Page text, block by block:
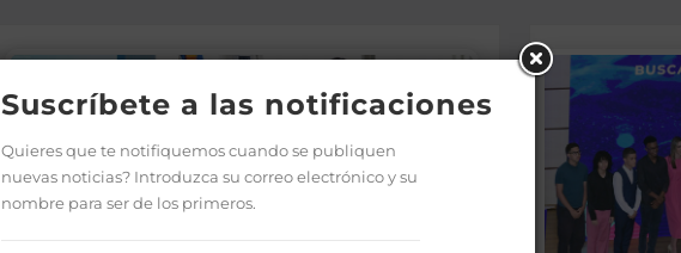
Suscríbete a las notificaciones
Quieres que te notifiquemos cuando se publiquen
nuevas noticias? Introduzca su correo electrónico y su
nombre para ser de los primeros.